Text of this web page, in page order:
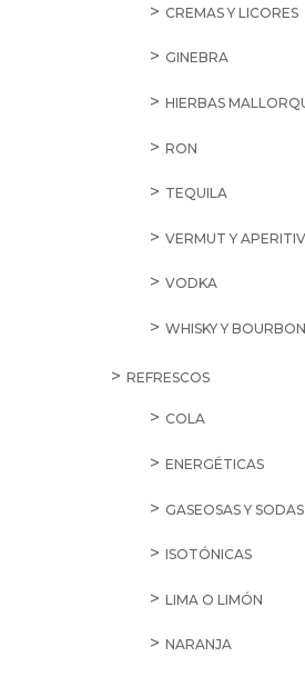
CREMAS Y LICORES
GINEBRA
HIERBAS
RON
TEQUILA
VERMUT Y
VODKA
WHISKY Y BOURBON
REFRESCOS
COLA
ENERGÉTICAS
GASEOSAS Y SODAS
ISOTÓNICAS
LIMA O LIMÓN
NARANJA